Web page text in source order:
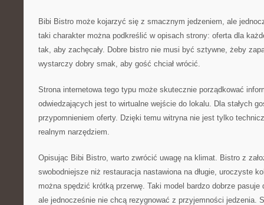
Bibi Bistro może kojarzyć się z smacznym jedzeniem, ale
taki charakter można podkreślić w opisach strony: oferta dla
tak, aby zachęcały. Dobre bistro nie musi być sztywne, żeby
wystarczy dobry smak, aby gość chciał wrócić.
Strona internetowa tego typu może skutecznie porządkować
odwiedzających jest to wirtualne wejście do lokalu. Dla stałych
przypomnieniem oferty. Dzięki temu witryna nie jest tylko
realnym narzędziem.
Opisując Bibi Bistro, warto zwrócić uwagę na klimat. Bistro z
swobodniejsze niż restauracja nastawiona na długie, uroczyste
można spędzić krótką przerwę. Taki model bardzo dobrze
ale jednocześnie nie chcą rezygnować z przyjemności jedzenia.